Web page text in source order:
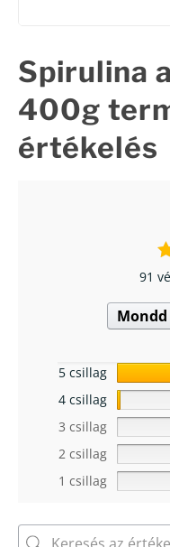
Spirulina
400g
értékelés
91
5 csillag
4 csillag
3 csillag
2 csillag
1 csillag